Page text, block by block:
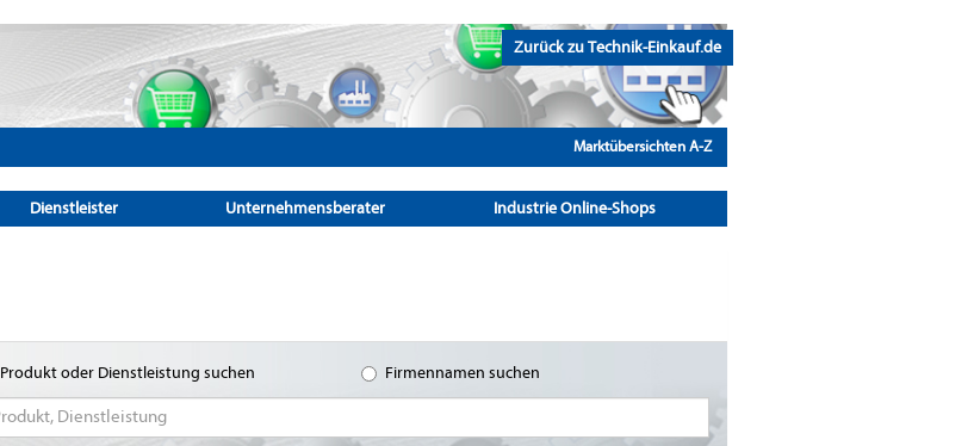
Zurück zu Technik-Einkauf.de
Marktübersichten A-Z
Dienstleister Unternehmensberater Industrie Online-Shops
Produkt oder Dienstleistung suchen Firmennamen suchen